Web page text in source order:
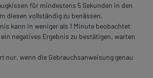
für mindestens 5 Sekunden in den
diesen vollständig zu benässen.
kann in weniger als 1 Minute beobachtet
negatives Ergebnis zu bestätigen, warten
nur, wenn die Gebrauchsanweisung genau